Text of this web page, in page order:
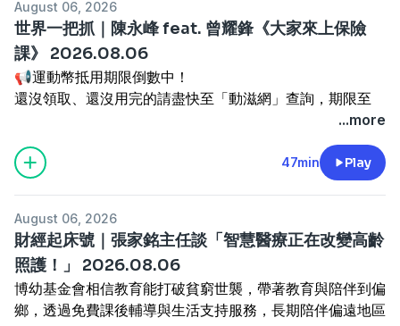
▍官網：http://www.news98.com.tw
▍粉絲團：https://www.facebook.com/News98
▍線上收聽： https://pse.is/R5W29
▍APP下載
• APP Store：https://news98.page.link/apps
• Google Play：
▍Podcast：
https://news98radio.wixsite.com/news98podcast
Powered by Firstory Hosting
主持人：趙自強
來賓：盲人社工師 藍介洲
主題：小強真心話－黑暗中，始終陪伴的那位好夥伴！
節目時間：週一至週四 01:00pm-03:00pm
本集播出日期：2026.08.06
★好書推薦：
時報出版《永遠的導盲犬Wish；視障者與他的機智狗狗》
https://reurl.cc/90p2Nj
-----
▍九八新聞台@大台北地區 FM98.1
▍官網：http://www.news98.com.tw
明書。台新投信行銷資訊
—— 以上為 KKBOX 與 Firstory Podcast 廣告 ——
【98有聲書房】開張，訂閱收藏News98精選有聲書：
https://apple.co/44KcuRo
主持人：藥理詩詩
來賓：振興醫院胸腔內科部主任 陶啟偉醫師
主題：認識COPD慢性阻塞性肺病與咀嚼障礙
節目時間：週一至週日 11:00am-12:00pm
本集播出日期：2026.08.06
—— 以上為 FMTaiwan 與 Firstory Podcast 廣告 ——
台新臺灣 IC 設計（基金之配息來源可能為收益平準金），
精選台灣 IC 設計優質企業，一次布局產業龍頭。掌握 AI 半
導體成長契機，讓投資更有效率！
明書。台新投信行銷資訊
—— 以上為 KKBOX 與 Firstory Podcast 廣告 ——
August 06, 2026
世界一把抓｜陳永峰 feat. 曾耀鋒《大家來上保險
課》 2026.08.06
📢運動幣抵用期限倒數中！
還沒領取、還沒用完的請盡快至「動滋網」查詢，期限至
上「動滋網」【合作店家】專區，全台五千多家合作業者任
你選，馬上來找適用地點！
—— 以上為 FMTaiwan 與 Firstory Podcast 廣告 ——
...more
47min Play
August 06, 2026
財經起床號｜張家銘主任談「智慧醫療正在改變高齡
照護！」 2026.08.06
博幼基金會相信教育能打破貧窮世襲，帶著教育與陪伴到偏
鄉，透過免費課後輔導與生活支持服務，長期陪伴偏遠地區